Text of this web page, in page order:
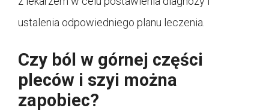
ustalenia odpowiedniego planu leczenia.
Czy ból w górnej części
pleców i szyi można
zapobiec?